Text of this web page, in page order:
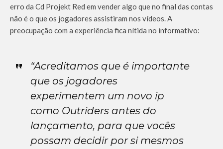
erro da Cd Projekt Red em vender algo que no final das contas
não é o que os jogadores assistiram nos vídeos. A
preocupação com a experiência fica nítida no informativo:
“Acreditamos que é importante
que os jogadores
experimentem um novo ip
como Outriders antes do
lançamento, para que vocês
possam decidir por si mesmos